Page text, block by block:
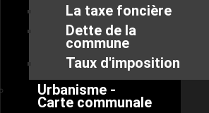
La taxe foncière
Dette de la
commune
Taux d'imposition
Urbanisme -
Carte communale